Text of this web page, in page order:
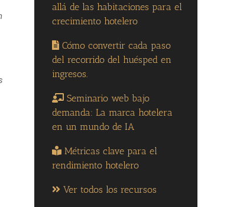
allá de las habitaciones para el
crecimiento hotelero
Cómo convertir cada paso
del recorrido del huésped en
ingresos.
Seminario web bajo
demanda: La marca hotelera
en un mundo de IA
Métricas clave para el
rendimiento hotelero
Ver todos los recursos